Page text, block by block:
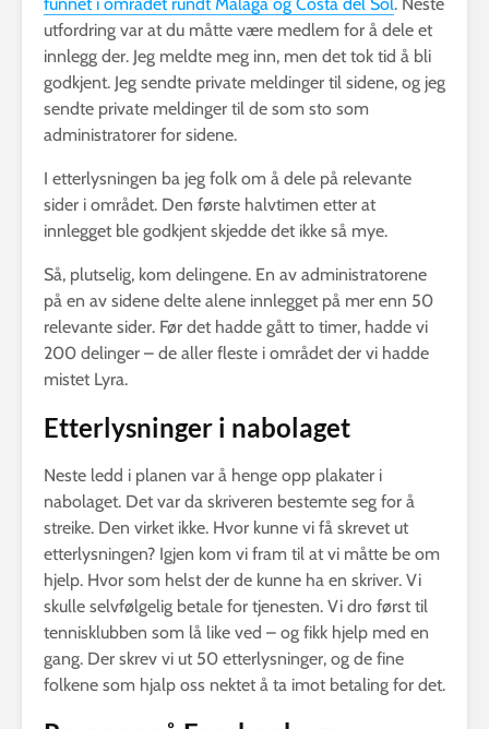
utfordring var at du måtte være medlem for å dele et
innlegg der. Jeg meldte meg inn, men det tok tid å bli
godkjent. Jeg sendte private meldinger til sidene, og jeg
sendte private meldinger til de som sto som
administratorer for sidene.
I etterlysningen ba jeg folk om å dele på relevante
sider i området. Den første halvtimen etter at
innlegget ble godkjent skjedde det ikke så mye.
Så, plutselig, kom delingene. En av administratorene
på en av sidene delte alene innlegget på mer enn 50
relevante sider. Før det hadde gått to timer, hadde vi
200 delinger – de aller fleste i området der vi hadde
mistet Lyra.
Etterlysninger i nabolaget
Neste ledd i planen var å henge opp plakater i
nabolaget. Det var da skriveren bestemte seg for å
streike. Den virket ikke. Hvor kunne vi få skrevet ut
etterlysningen? Igjen kom vi fram til at vi måtte be om
hjelp. Hvor som helst der de kunne ha en skriver. Vi
skulle selvfølgelig betale for tjenesten. Vi dro først til
tennisklubben som lå like ved – og fikk hjelp med en
gang. Der skrev vi ut 50 etterlysninger, og de fine
folkene som hjalp oss nektet å ta imot betaling for det.